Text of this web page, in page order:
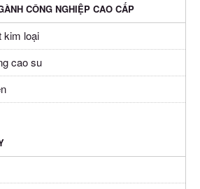
CÔNG NGHIỆP CAO CẤP
kim loại
cao su